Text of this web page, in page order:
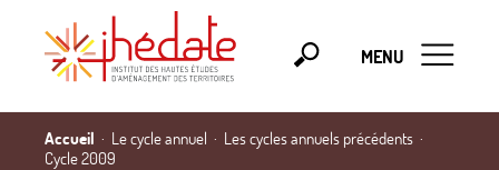
MENU
Accueil Le cycle annuel
Les cycles annuels précédents
Cycle 2009